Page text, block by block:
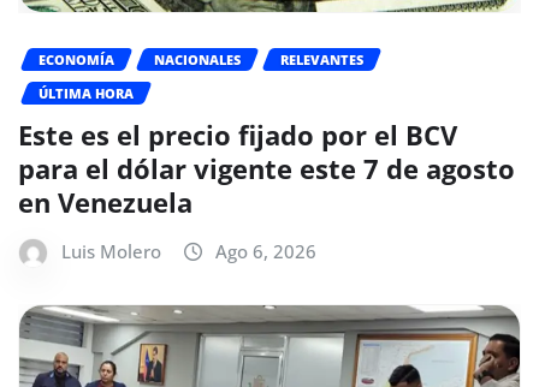
ECONOMÍA NACIONALES
RELEVANTES
ÚLTIMA HORA
Este es el precio fijado por el BCV
para el dólar vigente este 7 de agosto
en Venezuela
Luis Molero Ago 6, 2026